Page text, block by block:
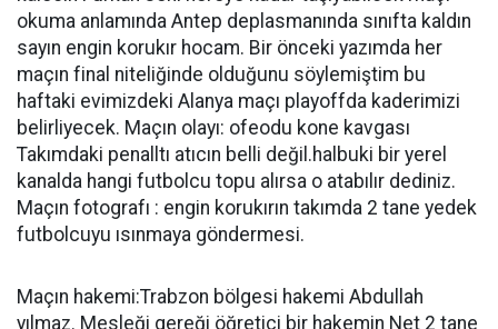
okuma anlamında Antep deplasmanında sınıfta kaldın
sayın engin korukır hocam. Bir önceki yazımda her
maçın final niteliğinde olduğunu söylemiştim bu
haftaki evimizdeki Alanya maçı playoffda kaderimizi
belirliyecek. Maçın olayı: ofeodu kone kavgası
Takımdaki penalltı atıcın belli değil.halbuki bir yerel
kanalda hangi futbolcu topu alırsa o atabılır dediniz.
Maçın fotografı : engin korukırın takımda 2 tane yedek
futbolcuyu ısınmaya göndermesi.
Maçın hakemi:Trabzon bölgesi hakemi Abdullah
yılmaz. Mesleği gereği öğretici bir hakemin Net 2 tane